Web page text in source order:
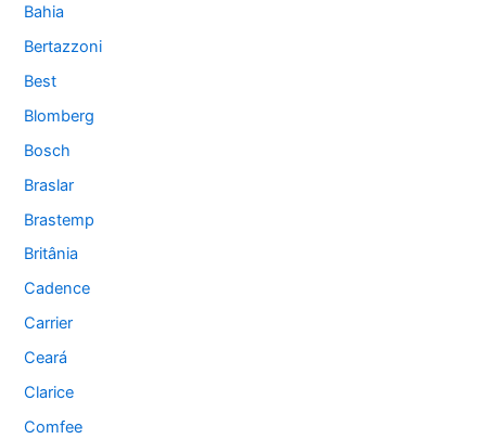
Bahia
Bertazzoni
Best
Blomberg
Bosch
Braslar
Brastemp
Britânia
Cadence
Carrier
Ceará
Clarice
Comfee